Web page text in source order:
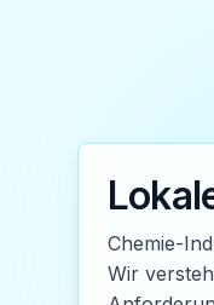
Chemie-
Wir